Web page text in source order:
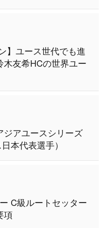
】ユース世代でも進
友希HCの世界ユー
ジアユースシリーズ
本代表選手）
C級ルートセッター
項